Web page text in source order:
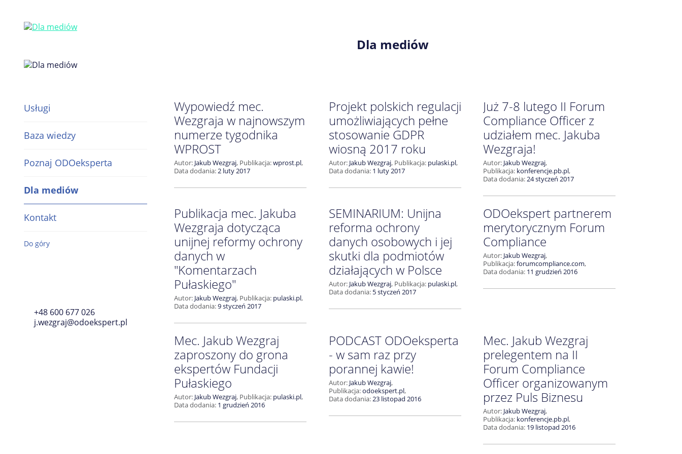
Usługi
Baza wiedzy
Inspektor Ochrony Danych /
Administrator Bezpieczeństwa
Kodeks branżowy RODO dla
spółdzielni mieszkaniowych
Biblioteka ODOeksperta
Przepisy z komentarzem
Poznaj ODOeksperta
Dla mediów
Kontakt
Do góry
+48 600 677 026
j.wezgraj@odoekspert.pl
Dla mediów
Wypowiedź mec.
Wezgraja w najnowszym
numerze tygodnika
WPROST
Autor: Jakub Wezgraj, Publikacja:wprost.pl,
Data dodania:2 luty 2017
Projekt polskich regulacji
umożliwiających pełne
stosowanie GDPR
wiosną 2017 roku
Autor: Jakub Wezgraj, Publikacja: pulaski.pl,
Data dodania: 1 luty 2017
Już 7-8 lutego II Forum
Compliance Officer z
udziałem mec. Jakuba
Wezgraja!
Autor: Jakub Wezgraj,
Publikacja: konferencje.pb.pl,
Data dodania:24 styczeń 2017
Publikacja mec. Jakuba
Wezgraja dotycząca
unijnej reformy ochrony
danych w
"Komentarzach
Pułaskiego"
Autor: Jakub Wezgraj, Publikacja: pulaski.pl,
Data dodania:9 styczeń 2017
SEMINARIUM: Unijna
reforma ochrony
danych osobowych i jej
skutki dla podmiotów
działających w Polsce
Autor: Jakub Wezgraj, Publikacja: pulaski.pl,
Data dodania: 5 styczeń 2017
ODOekspert partnerem
merytorycznym Forum
Compliance
Autor: Jakub Wezgraj,
Publikacja:forumcompliance.com,
Data dodania: 11 grudzień 2016
Mec. Jakub Wezgraj
zaproszony do grona
ekspertów Fundacji
Pułaskiego
Autor: Jakub Wezgraj, Publikacja: pulaski.pl,
Data dodania: 1 grudzień 2016
PODCAST ODOeksperta
- w sam raz przy
porannej kawie!
Autor: Jakub Wezgraj,
Publikacja:odoekspert.pl,
Data dodania:23 listopad 2016
Mec. Jakub Wezgraj
prelegentem na II
Forum Compliance
Officer organizowanym
przez Puls Biznesu
Autor: Jakub Wezgraj,
Publikacja: konferencje.pb.pl,
Data dodania: 19 listopad 2016